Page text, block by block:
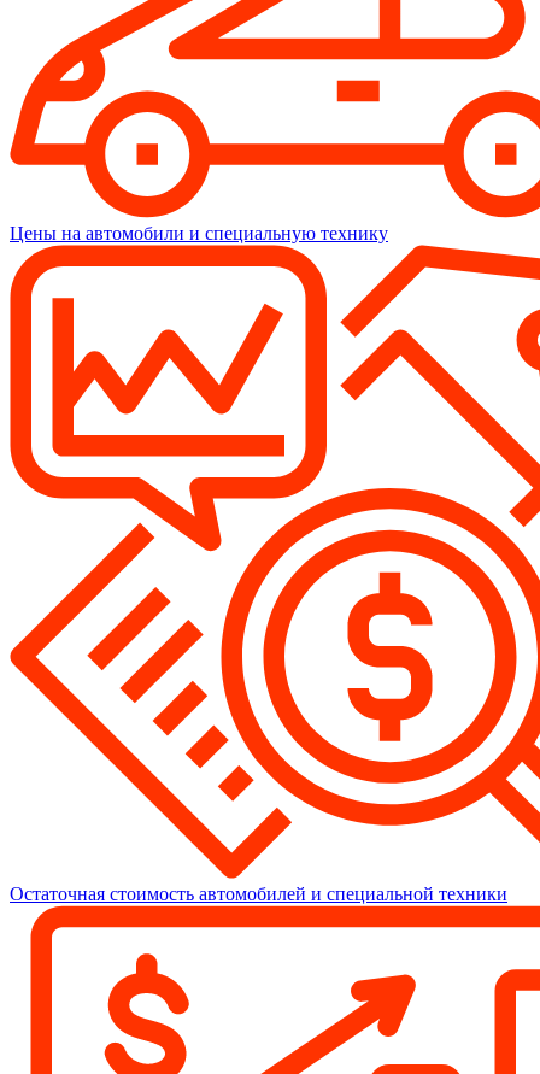
Цены на автомобили и специальную технику
Остаточная стоимость автомобилей и специальной техники